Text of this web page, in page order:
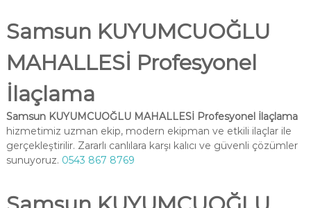
Samsun KUYUMCUOĞLU
MAHALLESİ Profesyonel
İlaçlama
Samsun KUYUMCUOĞLU MAHALLESİ Profesyonel İlaçlama
hizmetimiz uzman ekip, modern ekipman ve etkili ilaçlar ile
gerçekleştirilir. Zararlı canlılara karşı kalıcı ve güvenli çözümler
sunuyoruz. 0543 867 8769